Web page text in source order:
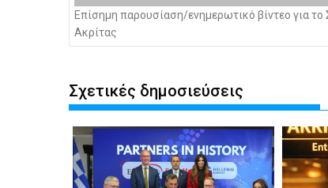
Eπίσημη παρουσίαση/ενημερωτικό βίντεο για το
Ακρίτας
Σχετικές δημοσιεύσεις